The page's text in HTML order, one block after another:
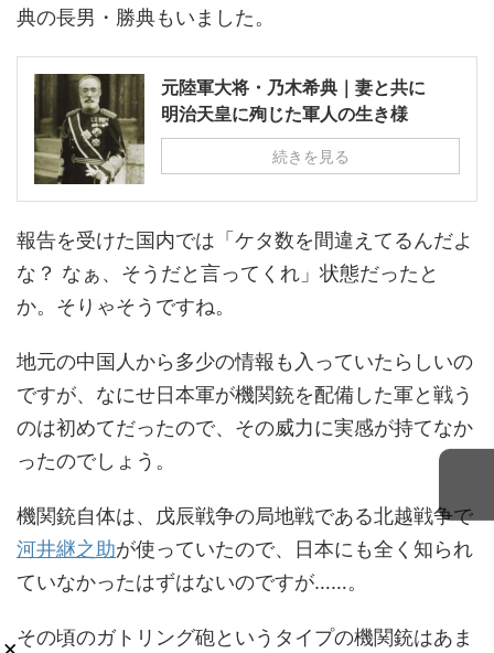
典の長男・勝典もいました。
元陸軍大将・乃木希典｜妻と共に
明治天皇に殉じた軍人の生き様
続きを見る
報告を受けた国内では「ケタ数を間違えてるんだよ
な？ なぁ、そうだと言ってくれ」状態だったと
か。そりゃそうですね。
地元の中国人から多少の情報も入っていたらしいの
ですが、なにせ日本軍が機関銃を配備した軍と戦う
のは初めてだったので、その威力に実感が持てなか
ったのでしょう。
機関銃自体は、戊辰戦争の局地戦である北越戦争で
河井継之助が使っていたので、日本にも全く知られ
ていなかったはずはないのですが……。
その頃のガトリング砲というタイプの機関銃はあま